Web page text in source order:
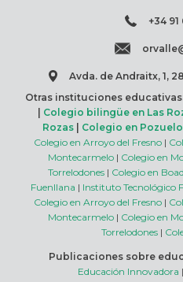
+34 91
Avda. de Andraitx, 1,
Otras instituciones
Colegio bilingüe en Las
Rozas
Colegio en Pozuelo
Colegio en Arroyo del Fresno|
Montecarmelo| Colegio en
Torrelodones| Colegio en
Fuenllana | Instituto Tecnológico
Colegio en Arroyo del Fresno|
Montecarmelo| Colegio en
Torrelodones |
Publicaciones sobre
Educación Innovadora |